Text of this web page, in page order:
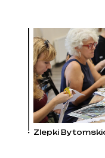
Zlepki